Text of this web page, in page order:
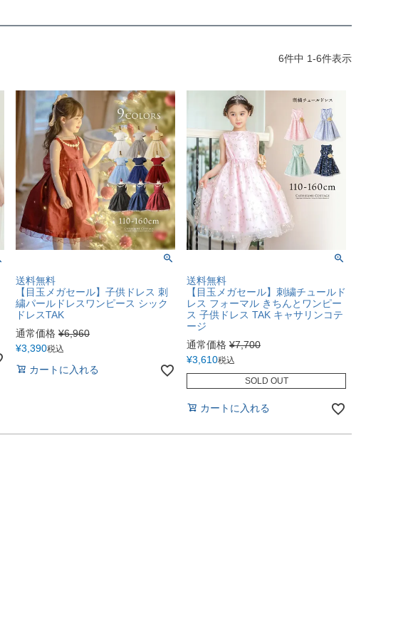
6件中 1-6件表示
送料無料
【目玉メガセール】子供ドレス 刺
繍パールドレスワンピース シック
ドレスTAK
通常価格 ¥6,960
¥3,390税込
カートに入れる
送料無料
【目玉メガセール】刺繍チュールド
レス フォーマル きちんとワンピー
ス 子供ドレス TAK キャサリンコテ
ージ
通常価格 ¥7,700
¥3,610税込
SOLD OUT
カートに入れる